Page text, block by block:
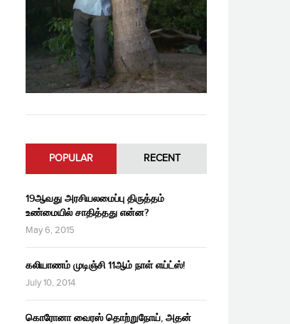
POPULAR RECENT
19ஆவது அரசியலமைப்பு திருத்தம்
உண்மையில் சாதித்தது என்ன?
May 6, 2015
கலியாணம் முடிஞ்சி 11ஆம் நாள் எய்ட்ஸ்!
July 10, 2014
கொரோனா வைரஸ் தொற்றுநோய், அதன்